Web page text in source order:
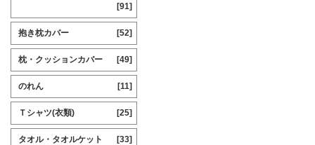
[91]
抱き枕カバー [52]
枕・クッションカバー [49]
のれん [11]
Ｔシャツ(衣類) [25]
タオル・タオルケット [33]